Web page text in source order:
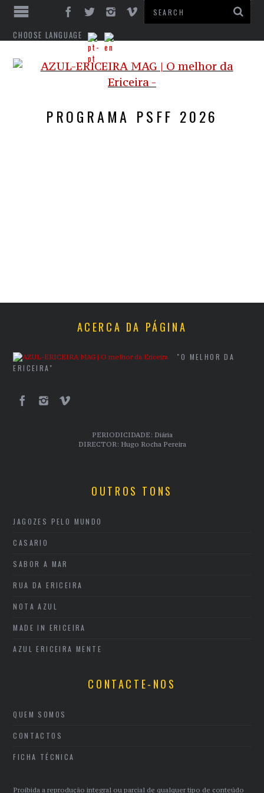
CHOOSE LANGUAGE
PROGRAMA PSFF 2026
ACERCA DA PÁGINA
"O MELHOR DA
ERICEIRA"
PERIODICIDADE: Diária
DIRECTOR: Hugo Rocha Pereira
OUTROS TONS
JAGOZES PELO MUNDO
CASARIO
SABOR A MAR
RUA DA ERICEIRA
NOTA AZUL
MADE IN ERICEIRA
AZUL ERICEIRA MENTE
CONTACTE-NOS
QUEM SOMOS
CONTACTOS
FICHA TÉCNICA
Proibida a reprodução integral ou parcial de qualquer tipo de conteúdo